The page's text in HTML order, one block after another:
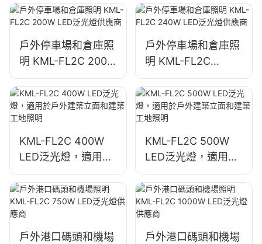
標誌照明
戶外停車場和倉庫照
明 KML-FL2C 200W
LED泛光燈供應商
戶外停車場和倉庫照
明 KML-FL2C
240W LED泛光燈供
應商
KML-FL2C 400W
LED泛光燈，適用於
戶外建築立面和建築
工地照明
KML-FL2C 500W
LED泛光燈，適用於
戶外建築立面和建築
工地照明
戶外港口碼頭和機場
戶外港口碼頭和機場